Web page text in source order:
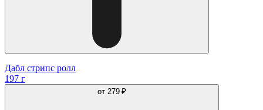
Дабл стрипс ролл
197 г
от 279 ₽